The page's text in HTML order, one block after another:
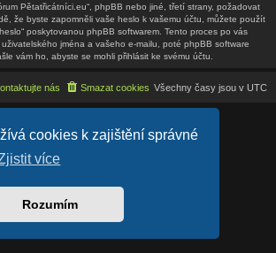
cookies k zajištění správné
více
Rozumím
Pětatřicátníci.eu“, phpBB nebo jiné, třetí strany, požadovat
že byste zapomněli vaše heslo k vašemu účtu, můžete použít
poskytovanou phpBB softwarem. Tento proces po vás
jména a vašeho e-mailu, poté phpBB software
vám ho, abyste se mohli přihlásit ke svému účtu.
Všechny časy jsou v UTC
Smazat cookies
nás
Co-Author: MannixMD
Český překlad –